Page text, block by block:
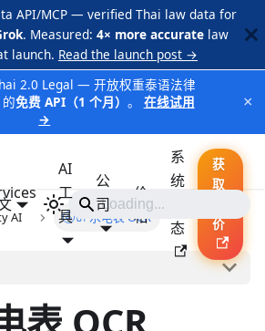
API/MCP — verified Thai law data for
. Measured: 4× more accurate law
launch. Read the launch post →
2.0 Legal — 开放权重泰语法律
免费 API（1 个月） 。
在线试用
→
×
AI
工
具
公
司
价
格
系
统
态
获
取
价
AI 🚰🔌 水电表 OCR